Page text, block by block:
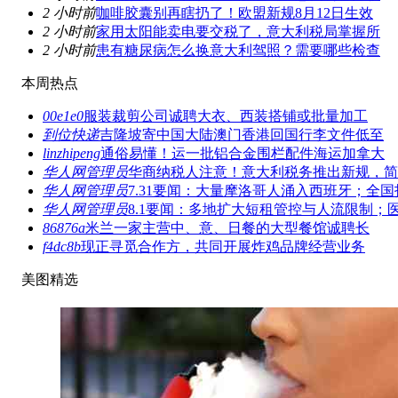
2 小时前咖啡胶囊别再瞎扔了！欧盟新规8月12日生效
2 小时前家用太阳能卖电要交税了，意大利税局掌握所
2 小时前患有糖尿病怎么换意大利驾照？需要哪些检查
本周热点
00e1e0服装裁剪公司诚聘大衣、西装搭铺或批量加工
到位快递吉隆坡寄中国大陆澳门香港回国行李文件低至
linzhipeng通俗易懂！运一批铝合金围栏配件海运加拿大
华人网管理员华商纳税人注意！意大利税务推出新规，
华人网管理员7.31要闻：大量摩洛哥人涌入西班牙；全国
华人网管理员8.1要闻：多地扩大短租管控与人流限制；
86876a米兰一家主营中、意、日餐的大型餐馆诚聘长
f4dc8b现正寻觅合作方，共同开展炸鸡品牌经营业务
美图精选